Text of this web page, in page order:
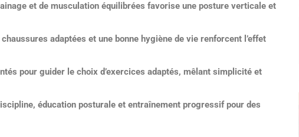
et de musculation équilibrées favorise une posture verticale et
adaptées et une bonne hygiène de vie renforcent l’effet
pour guider le choix d’exercices adaptés, mêlant simplicité et
éducation posturale et entraînement progressif pour des